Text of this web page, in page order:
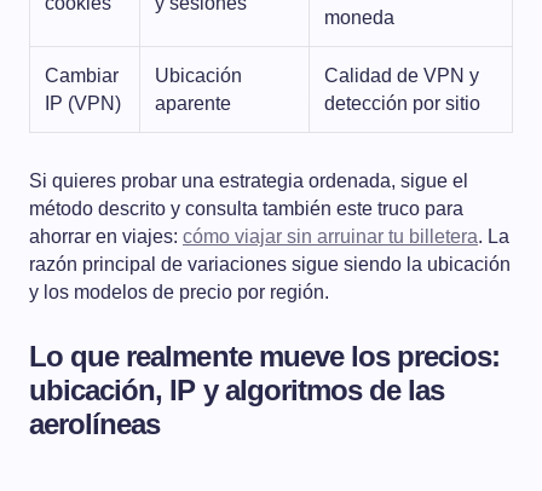
moneda
Cambiar
IP (VPN)
Ubicación
aparente
Calidad de VPN y
detección por sitio
Si quieres probar una estrategia ordenada, sigue el
método descrito y consulta también este truco para
ahorrar en viajes: cómo viajar sin arruinar tu billetera. La
razón principal de variaciones sigue siendo la ubicación
y los modelos de precio por región.
Lo que realmente mueve los precios:
ubicación, IP y algoritmos de las
aerolíneas